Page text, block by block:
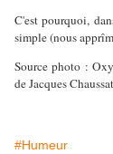
C'est pourquoi,
simple (nous
Source photo :
de Jacques
#Humeur